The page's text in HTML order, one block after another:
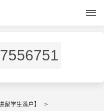
留学生落户】 >